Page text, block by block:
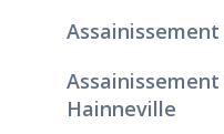
Hainneville